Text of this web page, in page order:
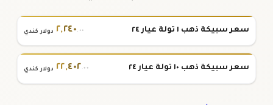
سعر سبيكة ذهب ١ تولة عيار ٢٤ ٢,٢٤٠.٠٠ دولار كندي
سعر سبيكة ذهب ١٠ تولة عيار ٢٤ ٢٢,٤٠٢.٠٠ دولار كندي